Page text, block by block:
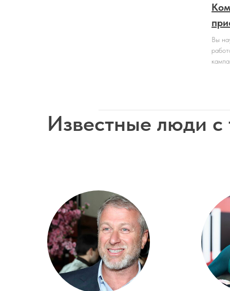
Вы
Известные люди
Курсы
Главная
Сведения об
Автономная некоммерческая
организация дополнительного
профессионального образования